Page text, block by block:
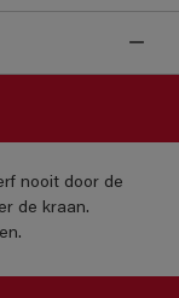
nooit door de
de kraan.